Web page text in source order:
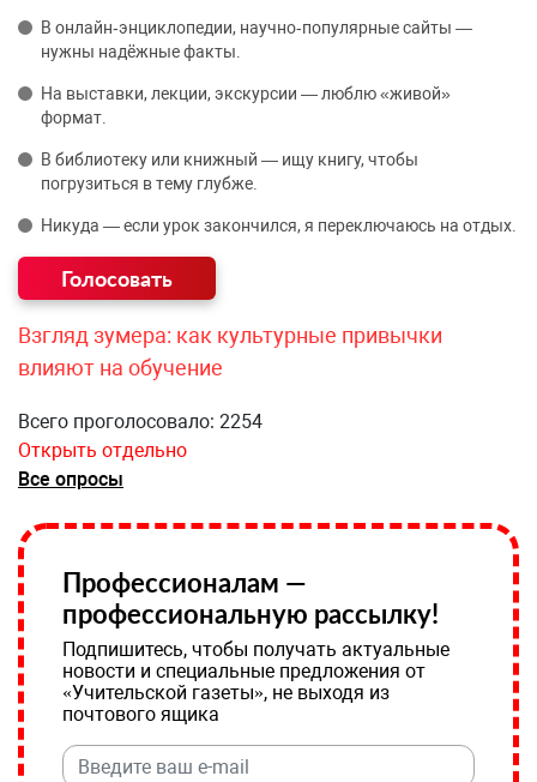
В онлайн‑энциклопедии, научно‑популярные сайты —
нужны надёжные факты.
На выставки, лекции, экскурсии — люблю «живой»
формат.
В библиотеку или книжный — ищу книгу, чтобы
погрузиться в тему глубже.
Никуда — если урок закончился, я переключаюсь на отдых.
Взгляд зумера: как культурные привычки
влияют на обучение
Всего проголосовало: 2254
Открыть отдельно
Все опросы
Профессионалам —
профессиональную рассылку!
Подпишитесь, чтобы получать актуальные
новости и специальные предложения от
«Учительской газеты», не выходя из
почтового ящика